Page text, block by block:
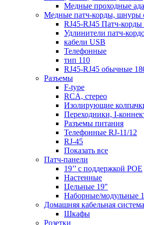
Медные проходные
Медные патч-корды, шнуры
RJ45-RJ45 Патч-
Удлинители патч-
кабели USB
Телефонные
тип 110
RJ45-RJ45 обычные
Разъемы
F-type
RCA, стерео
Изолирующие
Переходники, I-
Разъемы питания
Телефонные RJ-11/12
RJ-45
Показать все
Патч-панели
19’’ с поддержкой POE
Настенные
Цельные 19"
Наборные/модульные
Домашняя кабельная система
Шкафы
Розетки